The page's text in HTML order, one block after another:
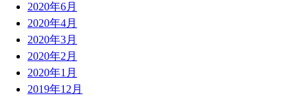
2020年6月
2020年4月
2020年3月
2020年2月
2020年1月
2019年12月